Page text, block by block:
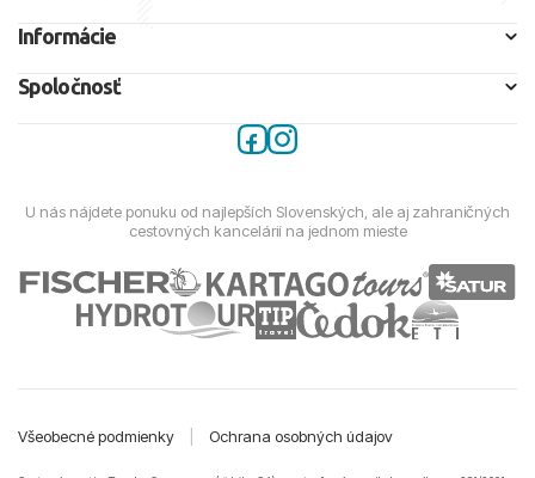
Informácie
Spoločnosť
U nás nájdete ponuku od najlepších Slovenských, ale aj zahraničných
cestovných kancelárií na jednom mieste
Všeobecné podmienky Ochrana osobných údajov